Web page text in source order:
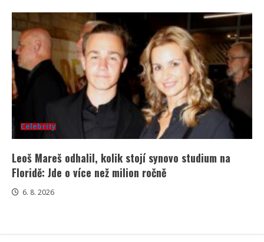
Celebrity
Leoš Mareš odhalil, kolik stojí synovo studium na
Floridě: Jde o více než milion ročně
6. 8. 2026